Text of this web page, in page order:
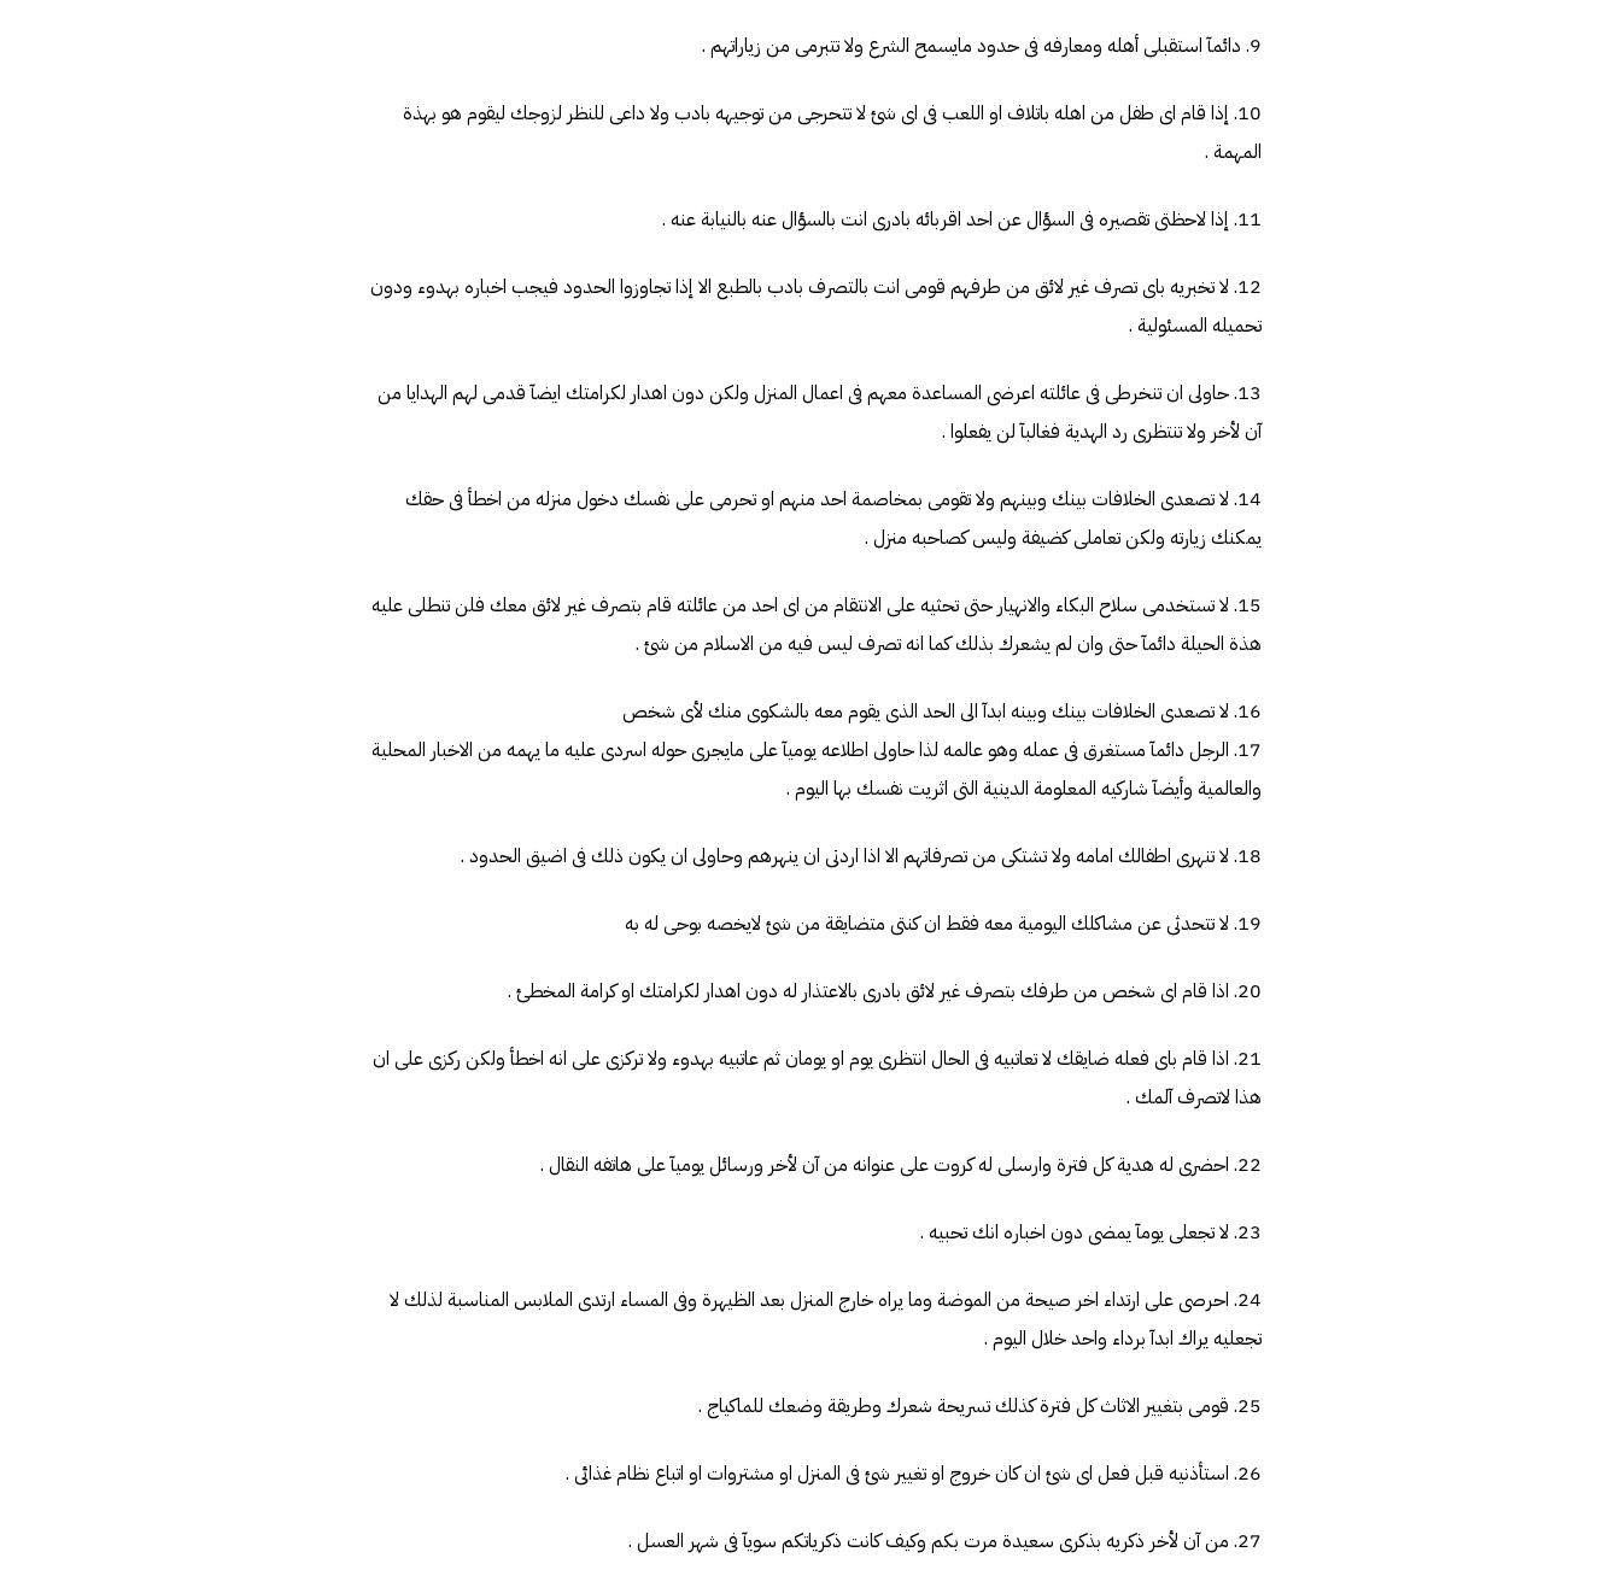
9. دائمآ استقبلى أهله ومعارفه فى حدود مايسمح الشرع ولا تتبرمى من زياراتهم .
10. إذا قام اى طفل من اهله باتلاف او اللعب فى اى شئ لا تتحرجى من توجيهه بادب ولا داعى للنظر لزوجك ليقوم هو بهذة
المهمة .
11. إذا لاحظتى تقصيره فى السؤال عن احد اقربائه بادرى انت بالسؤال عنه بالنيابة عنه .
12. لا تخبريه باى تصرف غير لائق من طرفهم قومى انت بالتصرف بادب بالطبع الا إذا تجاوزوا الحدود فيجب اخباره بهدوء ودون
تحميله المسئولية .
13. حاولى ان تنخرطى فى عائلته اعرضى المساعدة معهم فى اعمال المنزل ولكن دون اهدار لكرامتك ايضآ قدمى لهم الهدايا من
آن لأخر ولا تنتظرى رد الهدية فغالبآ لن يفعلوا .
14. لا تصعدى الخلافات بينك وبينهم ولا تقومى بمخاصمة احد منهم او تحرمى على نفسك دخول منزله من اخطأ فى حقك
يمكنك زيارته ولكن تعاملى كضيفة وليس كصاحبه منزل .
15. لا تستخدمى سلاح البكاء والانهيار حتى تحثيه على الانتقام من اى احد من عائلته قام بتصرف غير لائق معك فلن تنطلى عليه
هذة الحيلة دائمآ حتى وان لم يشعرك بذلك كما انه تصرف ليس فيه من الاسلام من شئ .
16. لا تصعدى الخلافات بينك وبينه ابدآ الى الحد الذى يقوم معه بالشكوى منك لأى شخص
17. الرجل دائمآ مستغرق فى عمله وهو عالمه لذا حاولى اطلاعه يوميآ على مايجرى حوله اسردى عليه ما يهمه من الاخبار المحلية
والعالمية وأيضآ شاركيه المعلومة الدينية التى اثريت نفسك بها اليوم .
18. لا تنهرى اطفالك امامه ولا تشتكى من تصرفاتهم الا اذا اردتى ان ينهرهم وحاولى ان يكون ذلك فى اضيق الحدود .
19. لا تتحدثى عن مشاكلك اليومية معه فقط ان كنتى متضايقة من شئ لايخصه بوحى له به
20. اذا قام اى شخص من طرفك بتصرف غير لائق بادرى بالاعتذار له دون اهدار لكرامتك او كرامة المخطئ .
21. اذا قام باى فعله ضايقك لا تعاتبيه فى الحال انتظرى يوم او يومان ثم عاتبيه بهدوء ولا تركزى على انه اخطأ ولكن ركزى على ان
هذا لاتصرف آلمك .
22. احضرى له هدية كل فترة وارسلى له كروت على عنوانه من آن لأخر ورسائل يوميآ على هاتفه النقال .
23. لا تجعلى يومآ يمضى دون اخباره انك تحبيه .
24. احرصى على ارتداء اخر صيحة من الموضة وما يراه خارج المنزل بعد الظيهرة وفى المساء ارتدى الملابس المناسبة لذلك لا
تجعليه يراك ابدآ برداء واحد خلال اليوم .
25. قومى بتغيير الاثاث كل فترة كذلك تسريحة شعرك وطريقة وضعك للماكياج .
26. استأذنيه قبل فعل اى شئ ان كان خروج او تغيير شئ فى المنزل او مشتروات او اتباع نظام غذائى .
27. من آن لأخر ذكريه بذكرى سعيدة مرت بكم وكيف كانت ذكرياتكم سويآ فى شهر العسل .